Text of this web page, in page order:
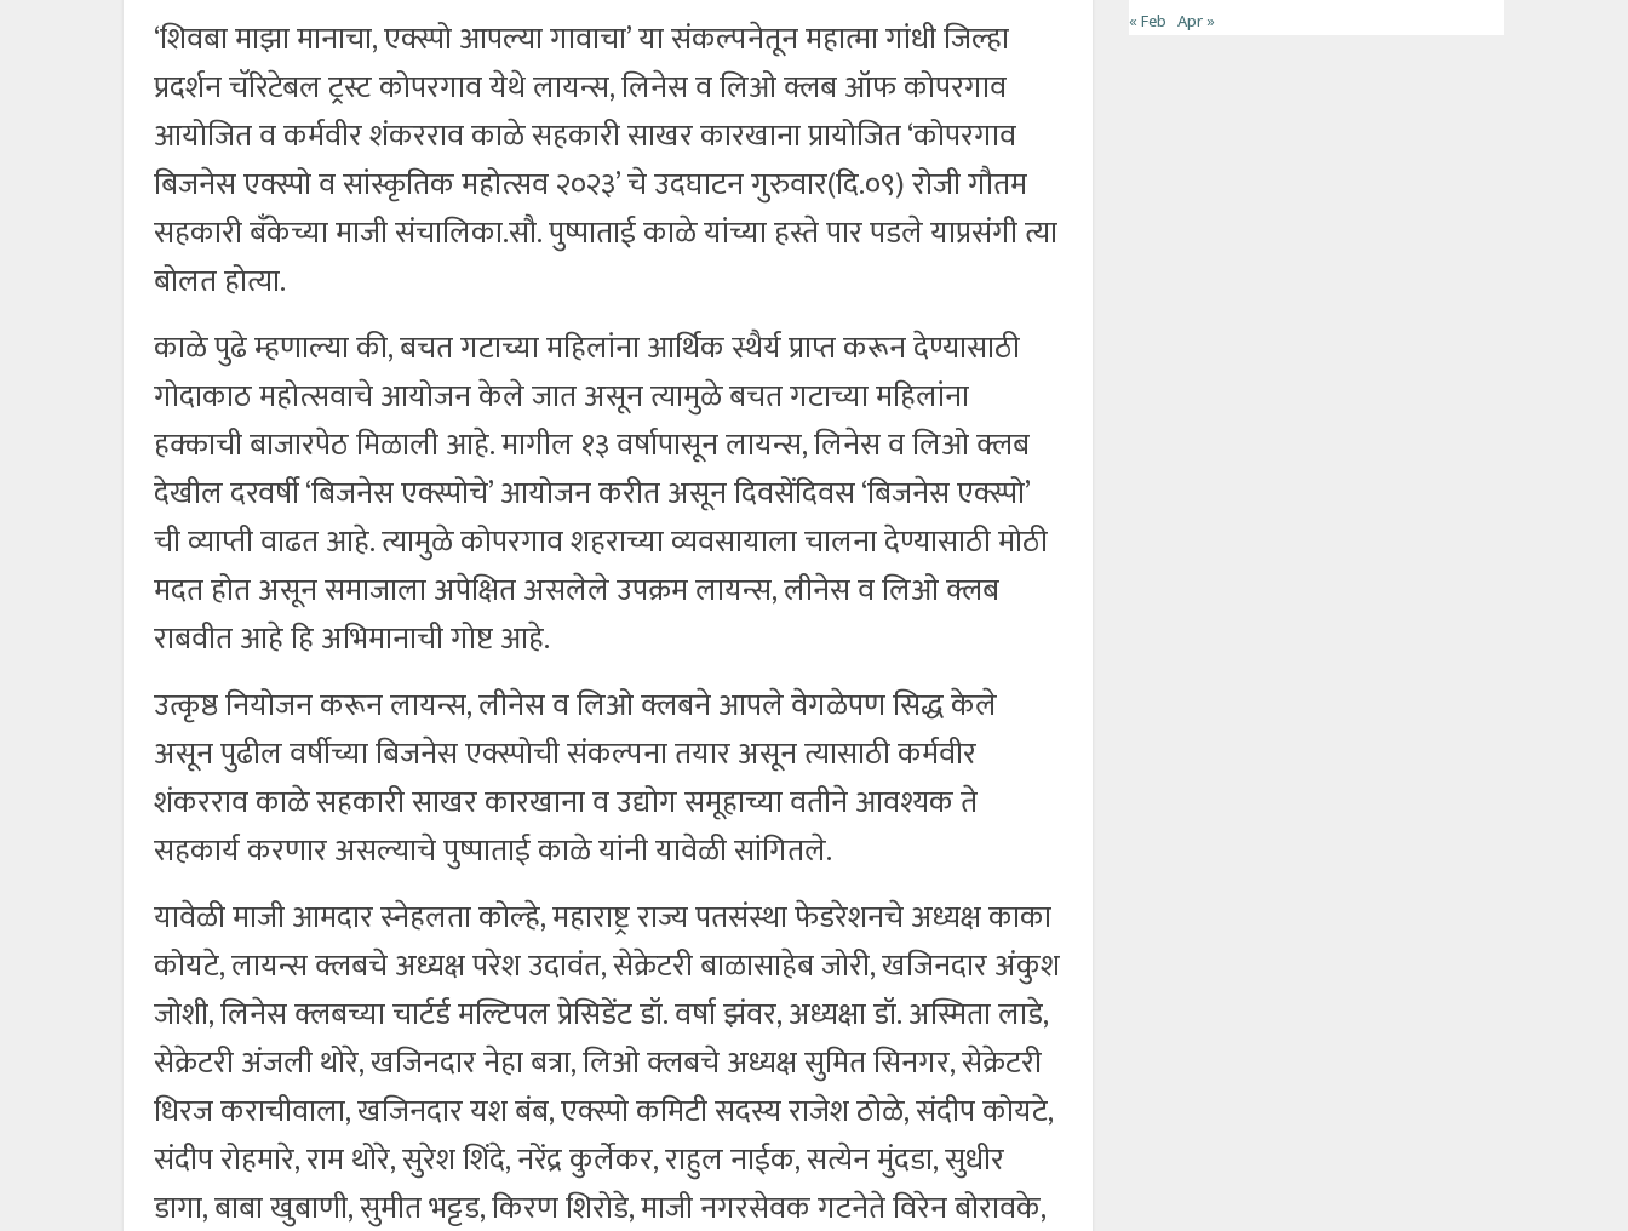
‘शिवबा माझा मानाचा, एक्स्पो आपल्या गावाचा’ या संकल्पनेतून महात्मा गांधी जिल्हा
प्रदर्शन चॅरिटेबल ट्रस्ट कोपरगाव येथे लायन्स, लिनेस व लिओ क्लब ऑफ कोपरगाव
आयोजित व कर्मवीर शंकरराव काळे सहकारी साखर कारखाना प्रायोजित ‘कोपरगाव
बिजनेस एक्स्पो व सांस्कृतिक महोत्सव २०२३’ चे उदघाटन गुरुवार(दि.०९) रोजी गौतम
सहकारी बँकेच्या माजी संचालिका.सौ. पुष्पाताई काळे यांच्या हस्ते पार पडले याप्रसंगी त्या
बोलत होत्या.
काळे पुढे म्हणाल्या की, बचत गटाच्या महिलांना आर्थिक स्थैर्य प्राप्त करून देण्यासाठी
गोदाकाठ महोत्सवाचे आयोजन केले जात असून त्यामुळे बचत गटाच्या महिलांना
हक्काची बाजारपेठ मिळाली आहे. मागील १३ वर्षापासून लायन्स, लिनेस व लिओ क्लब
देखील दरवर्षी ‘बिजनेस एक्स्पोचे’ आयोजन करीत असून दिवसेंदिवस ‘बिजनेस एक्स्पो’
ची व्याप्ती वाढत आहे. त्यामुळे कोपरगाव शहराच्या व्यवसायाला चालना देण्यासाठी मोठी
मदत होत असून समाजाला अपेक्षित असलेले उपक्रम लायन्स, लीनेस व लिओ क्लब
राबवीत आहे हि अभिमानाची गोष्ट आहे.
उत्कृष्ठ नियोजन करून लायन्स, लीनेस व लिओ क्लबने आपले वेगळेपण सिद्ध केले
असून पुढील वर्षीच्या बिजनेस एक्स्पोची संकल्पना तयार असून त्यासाठी कर्मवीर
शंकरराव काळे सहकारी साखर कारखाना व उद्योग समूहाच्या वतीने आवश्यक ते
सहकार्य करणार असल्याचे पुष्पाताई काळे यांनी यावेळी सांगितले.
यावेळी माजी आमदार स्नेहलता कोल्हे, महाराष्ट्र राज्य पतसंस्था फेडरेशनचे अध्यक्ष काका
कोयटे, लायन्स क्लबचे अध्यक्ष परेश उदावंत, सेक्रेटरी बाळासाहेब जोरी, खजिनदार अंकुश
जोशी, लिनेस क्लबच्या चार्टर्ड मल्टिपल प्रेसिडेंट डॉ. वर्षा झंवर, अध्यक्षा डॉ. अस्मिता लाडे,
सेक्रेटरी अंजली थोरे, खजिनदार नेहा बत्रा, लिओ क्लबचे अध्यक्ष सुमित सिनगर, सेक्रेटरी
धिरज कराचीवाला, खजिनदार यश बंब, एक्स्पो कमिटी सदस्य राजेश ठोळे, संदीप कोयटे,
संदीप रोहमारे, राम थोरे, सुरेश शिंदे, नरेंद्र कुर्लेकर, राहुल नाईक, सत्येन मुंदडा, सुधीर
डागा, बाबा खुबाणी, सुमीत भट्टड, किरण शिरोडे, माजी नगरसेवक गटनेते विरेन बोरावके,
« Feb Apr »